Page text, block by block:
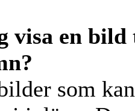
visa en
som